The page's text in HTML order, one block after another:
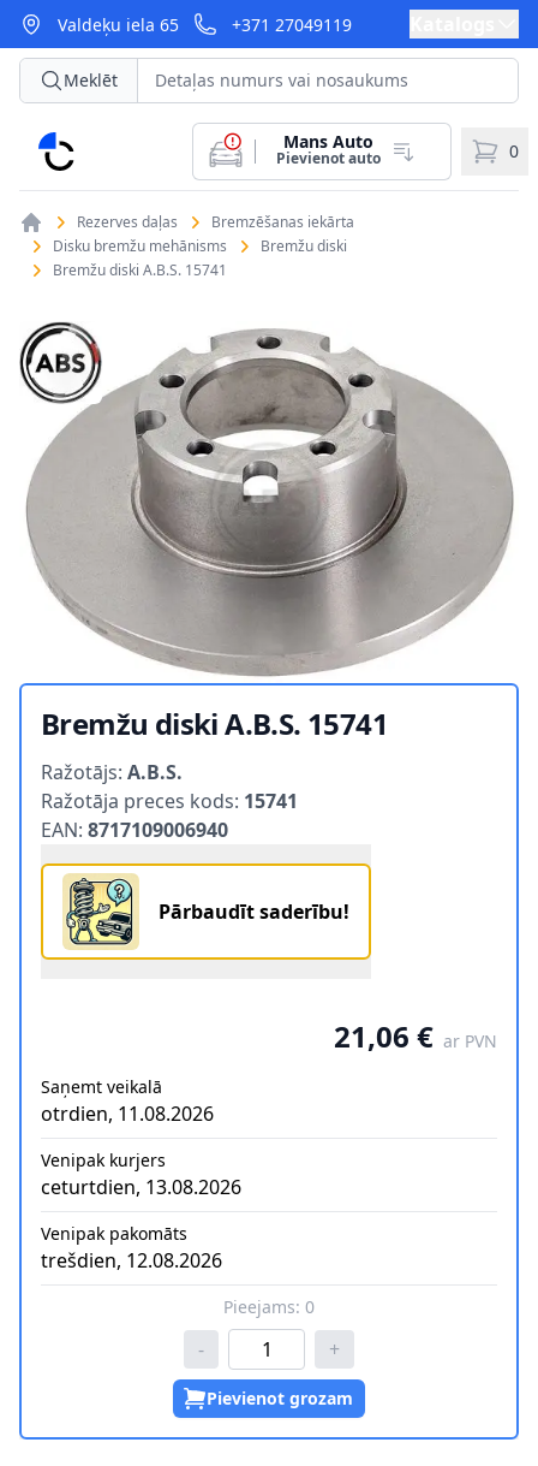
Valdeķu iela 65 +371 27049119
CarParts
Meklēt
Mans Auto
Pievienot auto 0
Rezerves daļas
Bremzēšanas iekārta
Disku bremžu mehānisms
Bremžu diski
Bremžu diski A.B.S. 15741
Bremžu diski A.B.S. 15741
Ražotājs: A.B.S.
Ražotāja preces kods: 15741
EAN: 8717109006940
Pārbaudīt saderību!
21,06 € ar PVN
Saņemt veikalā
otrdien, 11.08.2026
Venipak kurjers
ceturtdien, 13.08.2026
Venipak pakomāts
trešdien, 12.08.2026
Pieejams: 0
- +
Pievienot grozam